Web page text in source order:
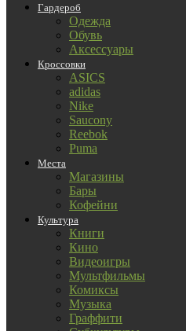
Гардероб
Одежда
Обувь
Аксессуары
Кроссовки
ASICS
adidas
Nike
Saucony
Reebok
Puma
Места
Магазины
Бары
Кофейни
Культура
Книги
Кино
Видеоигры
Мультфильмы
Комиксы
Музыка
Граффити